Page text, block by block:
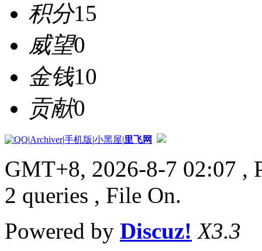
积分15
威望0
金钱10
贡献0
|Archiver|手机版|小黑屋|里飞网
GMT+8, 2026-8-7 02:07 ,
2 queries , File On.
Powered by Discuz! X3.3